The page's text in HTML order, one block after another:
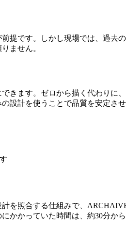
提です。しかし現場では、過
ません。
きます。ゼロから描く代わり
設計を使うことで品質を安定させ
を照合する仕組みで、
かかっていた時間は、約30分